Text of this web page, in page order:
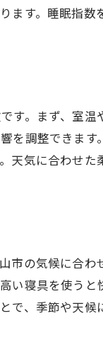
ます。睡眠指数
す。まず、室温
を調整できます
天気に合わせ
市の気候に合わ
い寝具を使うと
で、季節や天候